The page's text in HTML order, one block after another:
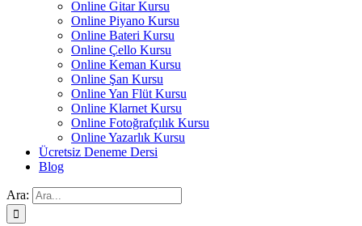
Online Gitar Kursu
Online Piyano Kursu
Online Bateri Kursu
Online Çello Kursu
Online Keman Kursu
Online Şan Kursu
Online Yan Flüt Kursu
Online Klarnet Kursu
Online Fotoğrafçılık Kursu
Online Yazarlık Kursu
Ücretsiz Deneme Dersi
Blog
Ara: